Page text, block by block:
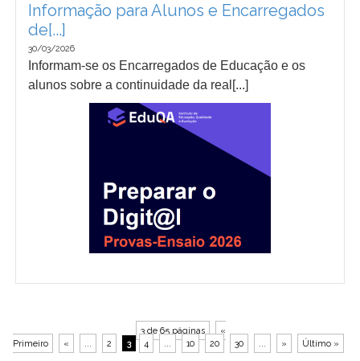
Informação para Alunos e Encarregados
de[...]
30/03/2026
Informam-se os Encarregados de Educação e os
alunos sobre a continuidade da real[...]
3 de 65 páginas
«
Primeiro
« 2 3 4 10 20 30 » Último »